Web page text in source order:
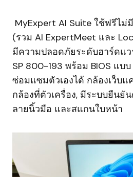
MyExpert AI Suite ใช้ฟรีไม่
(รวม AI ExpertMeet และ
มีความปลอดภัยระดับฮาร์ดแว
SP 800-193 พร้อม BIOS แบ
ซ่อมแซมตัวเองได้ กล้องเว็บ
กล้องที่ตัวเครื่อง, มีระบบยืนยั
ลายนิ้วมือ และสแกนใบหน้า